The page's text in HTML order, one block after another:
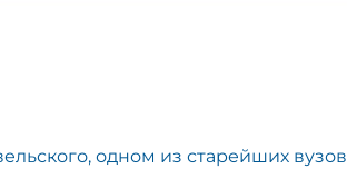
одном из старейших вузов